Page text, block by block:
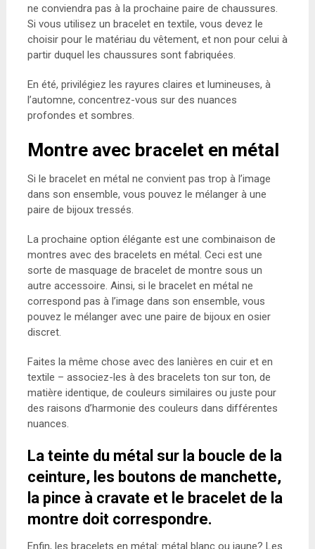
ne conviendra pas à la prochaine paire de chaussures.
Si vous utilisez un bracelet en textile, vous devez le
choisir pour le matériau du vêtement, et non pour celui à
partir duquel les chaussures sont fabriquées.
En été, privilégiez les rayures claires et lumineuses, à
l’automne, concentrez-vous sur des nuances
profondes et sombres.
Montre avec bracelet en métal
Si le bracelet en métal ne convient pas trop à l’image
dans son ensemble, vous pouvez le mélanger à une
paire de bijoux tressés.
La prochaine option élégante est une combinaison de
montres avec des bracelets en métal. Ceci est une
sorte de masquage de bracelet de montre sous un
autre accessoire. Ainsi, si le bracelet en métal ne
correspond pas à l’image dans son ensemble, vous
pouvez le mélanger avec une paire de bijoux en osier
discret.
Faites la même chose avec des lanières en cuir et en
textile – associez-les à des bracelets ton sur ton, de
matière identique, de couleurs similaires ou juste pour
des raisons d’harmonie des couleurs dans différentes
nuances.
La teinte du métal sur la boucle de la
ceinture, les boutons de manchette,
la pince à cravate et le bracelet de la
montre doit correspondre.
Enfin, les bracelets en métal: métal blanc ou jaune? Les